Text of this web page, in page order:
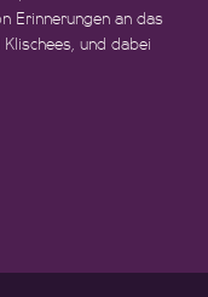
Erinnerungen an das
und dabei